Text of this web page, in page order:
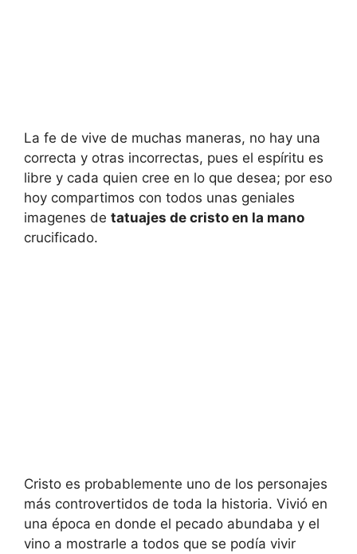
La fe de vive de muchas maneras, no hay una
correcta y otras incorrectas, pues el espíritu es
libre y cada quien cree en lo que desea; por eso
hoy compartimos con todos unas geniales
imagenes de tatuajes de cristo en la mano
crucificado.
Cristo es probablemente uno de los personajes
más controvertidos de toda la historia. Vivió en
una época en donde el pecado abundaba y el
vino a mostrarle a todos que se podía vivir